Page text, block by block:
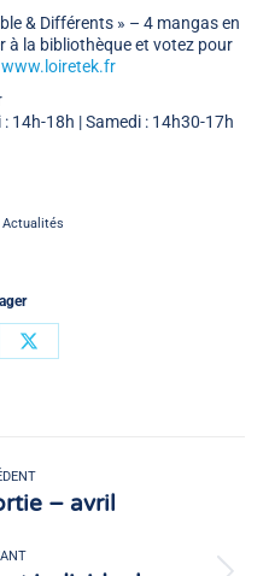
& Différents » – 4 mangas en
à la bibliothèque et votez pour
www.loiretek.fr
14h-18h | Samedi : 14h30-17h
Actualités
Partager
– avril